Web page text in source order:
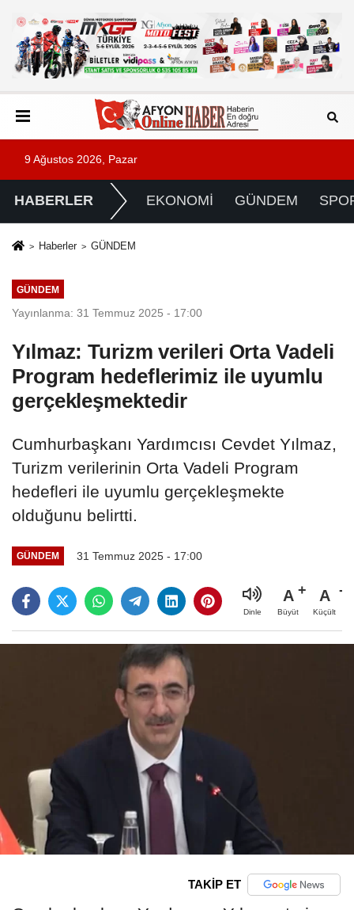
9 Ağustos 2026, Pazar
HABERLER EKONOMİ GÜNDEM
Haberler GÜNDEM
GÜNDEM
Yayınlanma: 31 Temmuz 2025 - 17:00
Yılmaz: Turizm verileri Orta Vadeli
Program hedeflerimiz ile uyumlu
gerçekleşmektedir
Cumhurbaşkanı Yardımcısı Cevdet Yılmaz,
Turizm verilerinin Orta Vadeli Program
hedefleri ile uyumlu gerçekleşmekte
olduğunu belirtti.
GÜNDEM 31 Temmuz 2025 - 17:00
Dinle
A
Büyüt
A
Küçült
TAKİP ET